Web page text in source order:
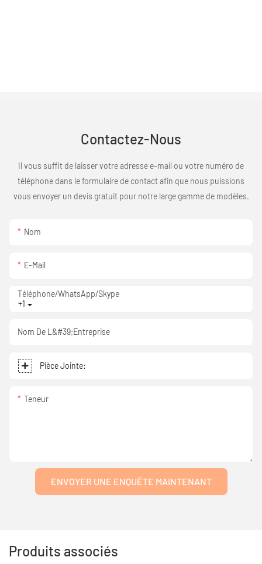
Contactez-Nous
Il vous suffit de laisser votre adresse e-mail ou votre numéro de
téléphone dans le formulaire de contact afin que nous puissions
vous envoyer un devis gratuit pour notre large gamme de modèles.
Nom
E-Mail
+1
Téléphone/WhatsApp/Skype
Nom De L&#39;entreprise
Pièce Jointe:
Teneur
ENVOYER UNE ENQUÊTE MAINTENANT
Produits associés